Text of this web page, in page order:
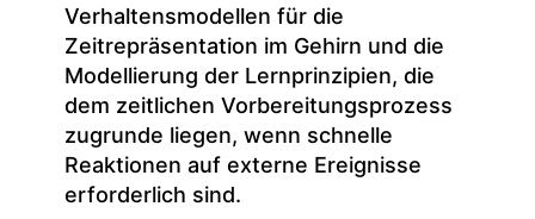
Verhaltensmodellen für die
Zeitrepräsentation im Gehirn und die
Modellierung der Lernprinzipien, die
dem zeitlichen Vorbereitungsprozess
zugrunde liegen, wenn schnelle
Reaktionen auf externe Ereignisse
erforderlich sind.